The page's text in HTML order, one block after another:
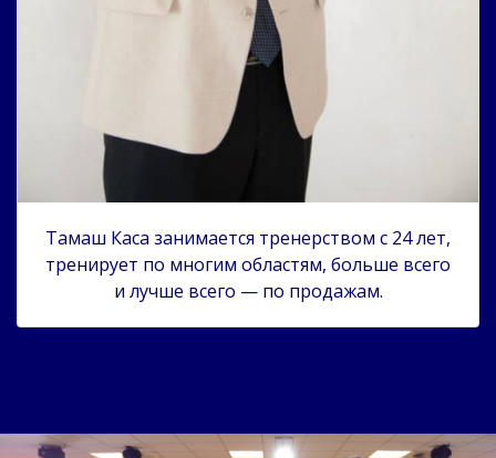
Тамаш Каса занимается тренерством с 24 лет,
тренирует по многим областям, больше всего
и лучше всего — по продажам.